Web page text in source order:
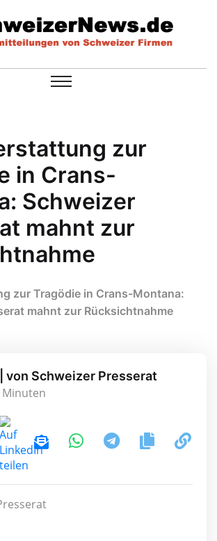
zur
in Crans-
Schweizer
mahnt zur
zur Tragödie in Crans-Montana:
mahnt zur Rücksichtnahme
von Schweizer Presserat
Minuten